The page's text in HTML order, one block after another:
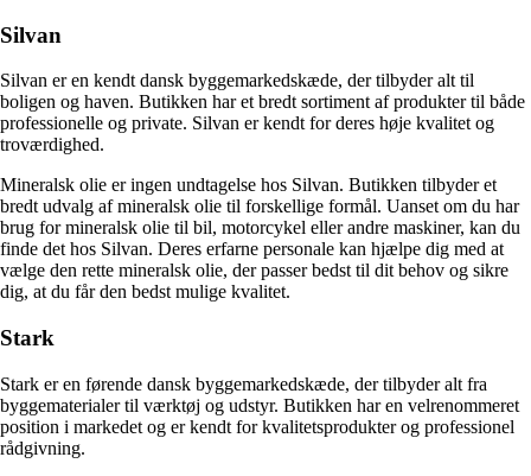
Silvan
Silvan er en kendt dansk byggemarkedskæde, der tilbyder alt til
boligen og haven. Butikken har et bredt sortiment af produkter til både
professionelle og private. Silvan er kendt for deres høje kvalitet og
troværdighed.
Mineralsk olie er ingen undtagelse hos Silvan. Butikken tilbyder et
bredt udvalg af mineralsk olie til forskellige formål. Uanset om du har
brug for mineralsk olie til bil, motorcykel eller andre maskiner, kan du
finde det hos Silvan. Deres erfarne personale kan hjælpe dig med at
vælge den rette mineralsk olie, der passer bedst til dit behov og sikre
dig, at du får den bedst mulige kvalitet.
Stark
Stark er en førende dansk byggemarkedskæde, der tilbyder alt fra
byggematerialer til værktøj og udstyr. Butikken har en velrenommeret
position i markedet og er kendt for kvalitetsprodukter og professionel
rådgivning.